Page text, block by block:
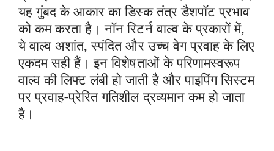
यह गुंबद के आकार का डिस्क तंत्र डैशपॉट प्रभाव
को कम करता है। नॉन रिटर्न वाल्व के प्रकारों में,
ये वाल्व अशांत, स्पंदित और उच्च वेग प्रवाह के लिए
एकदम सही हैं। इन विशेषताओं के परिणामस्वरूप
वाल्व की लिफ्ट लंबी हो जाती है और पाइपिंग सिस्टम
पर प्रवाह-प्रेरित गतिशील द्रव्यमान कम हो जाता
है।